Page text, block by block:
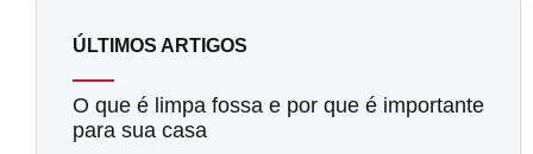
ÚLTIMOS ARTIGOS
O que é limpa fossa e por que é importante
para sua casa